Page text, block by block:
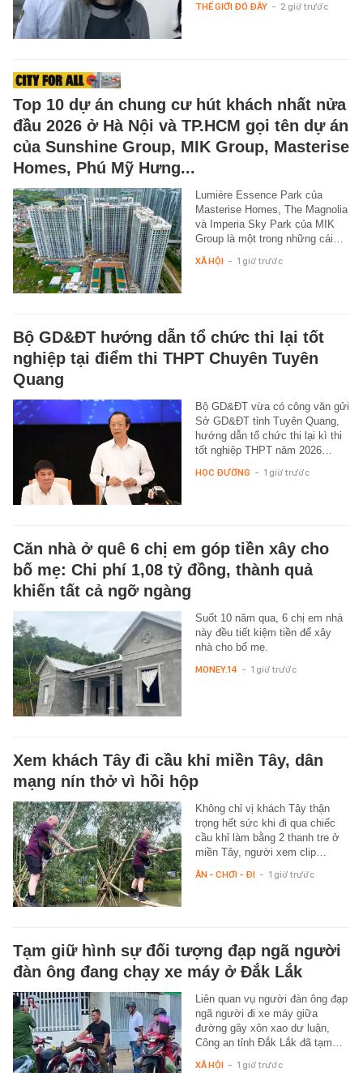
THẾ GIỚI ĐÓ ĐÂY - 2 giờ trước
Top 10 dự án chung cư hút khách nhất nửa
đầu 2026 ở Hà Nội và TP.HCM gọi tên dự án
của Sunshine Group, MIK Group, Masterise
Homes, Phú Mỹ Hưng...
Lumière Essence Park của
Masterise Homes, The Magnolia
và Imperia Sky Park của MIK
Group là một trong những cái…
XÃ HỘI - 1 giờ trước
Bộ GD&ĐT hướng dẫn tổ chức thi lại tốt
nghiệp tại điểm thi THPT Chuyên Tuyên
Quang
Bộ GD&ĐT vừa có công văn gửi
Sở GD&ĐT tỉnh Tuyên Quang,
hướng dẫn tổ chức thi lại kì thi
tốt nghiệp THPT năm 2026…
HỌC ĐƯỜNG - 1 giờ trước
Căn nhà ở quê 6 chị em góp tiền xây cho
bố mẹ: Chi phí 1,08 tỷ đồng, thành quả
khiến tất cả ngỡ ngàng
Suốt 10 năm qua, 6 chị em nhà
này đều tiết kiệm tiền để xây
nhà cho bố mẹ.
MONEY.14 - 1 giờ trước
Xem khách Tây đi cầu khỉ miền Tây, dân
mạng nín thở vì hồi hộp
Không chỉ vị khách Tây thận
trọng hết sức khi đi qua chiếc
cầu khỉ làm bằng 2 thanh tre ở
miền Tây, người xem clip…
ĂN - CHƠI - ĐI - 1 giờ trước
Tạm giữ hình sự đối tượng đạp ngã người
đàn ông đang chạy xe máy ở Đắk Lắk
Liên quan vụ người đàn ông đạp
ngã người đi xe máy giữa
đường gây xôn xao dư luận,
Công an tỉnh Đắk Lắk đã tạm…
XÃ HỘI - 1 giờ trước